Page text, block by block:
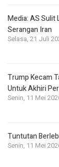
Media: AS Sulit
Serangan Iran
Selasa, 21 Juli
Trump Kecam
Untuk Akhiri
Senin, 11 Mei
Tuntutan
Senin, 11 Mei